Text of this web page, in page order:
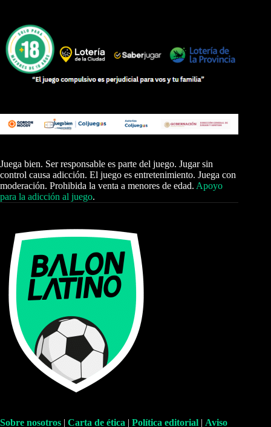
Juega bien. Ser responsable es parte del juego. Jugar sin
control causa adicción. El juego es entretenimiento. Juega con
moderación. Prohibida la venta a menores de edad. Apoyo
para la adicción al juego.
Sobre nosotros | Carta de ética | Política editorial | Aviso